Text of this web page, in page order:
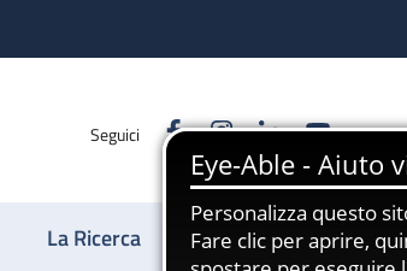
Seguici FacebookInstagram
LinkedinYouTube
La Ricerca Sostienici